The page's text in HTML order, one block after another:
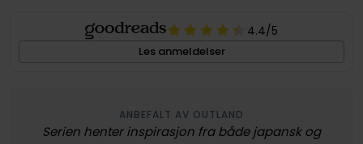
4.4/5
Les anmeldelser
ANBEFALT AV OUTLAND
Serien henter inspirasjon fra både japansk og